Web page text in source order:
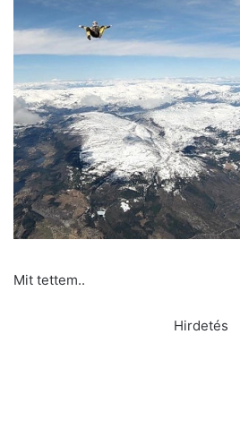
Mit tettem..
Hirdetés